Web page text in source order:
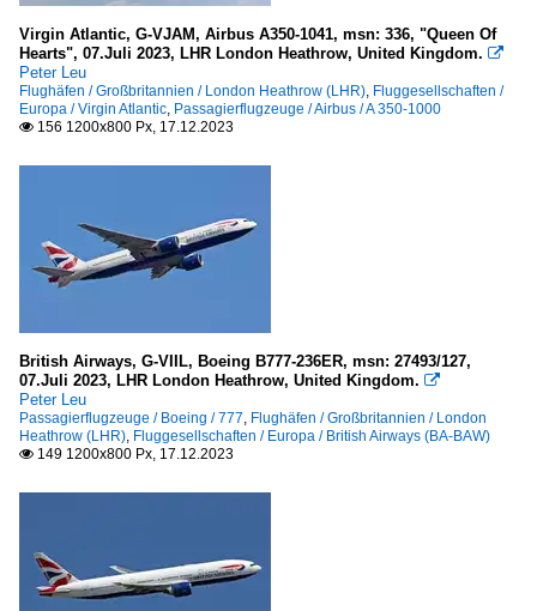
Virgin Atlantic, G-VJAM, Airbus A350-1041, msn: 336, "Queen Of
Hearts", 07.Juli 2023, LHR London Heathrow, United Kingdom. 
Peter Leu
Flughäfen / Großbritannien / London Heathrow (LHR), Fluggesellschaften /
Europa / Virgin Atlantic, Passagierflugzeuge / Airbus / A 350-1000
 156 1200x800 Px, 17.12.2023
British Airways, G-VIIL, Boeing B777-236ER, msn: 27493/127,
07.Juli 2023, LHR London Heathrow, United Kingdom. 
Peter Leu
Passagierflugzeuge / Boeing / 777, Flughäfen / Großbritannien / London
Heathrow (LHR), Fluggesellschaften / Europa / British Airways (BA-BAW)
 149 1200x800 Px, 17.12.2023